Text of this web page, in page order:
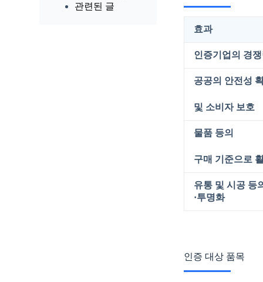
관련된 글
효과
인증기업의 경
공공의 안전성
및 소비자 보호
물품 등의
구매 기준으로
유통 및 시공 등
·투명화
인증 대상 품목